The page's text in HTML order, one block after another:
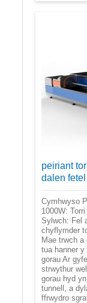
peiriant
dalen
Cymhwyso
1000W:
Sylwch: Fel
chyflymder
Mae trwch a
tua hanner
gorau Ar
strwythur
gorau hyd
tunnell, a
ffrwydro